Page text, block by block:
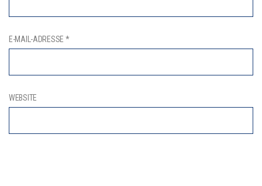
E-MAIL-ADRESSE *
WEBSITE